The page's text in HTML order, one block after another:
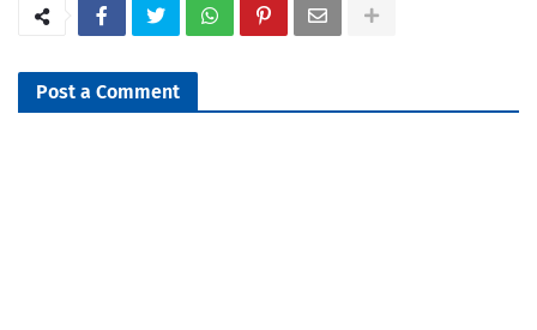
Post a Comment